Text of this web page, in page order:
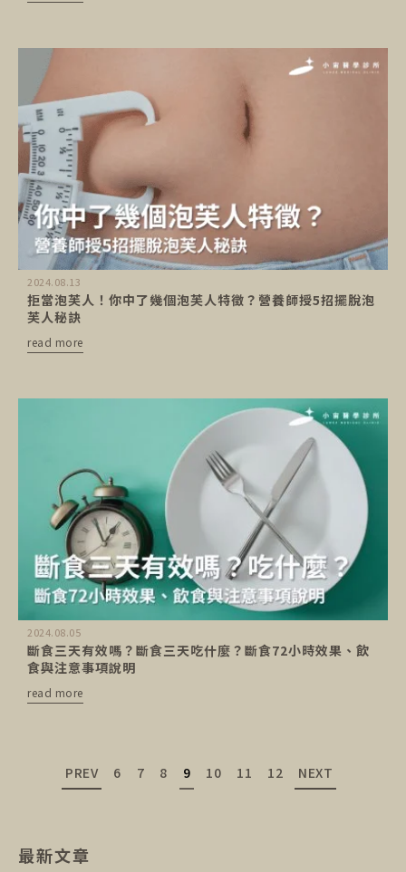
2024.08.13
拒當泡芙人！你中了幾個泡芙人特徵？營養師授5招擺脫泡
芙人秘訣
read more
2024.08.05
斷食三天有效嗎？斷食三天吃什麼？斷食72小時效果、飲
食與注意事項說明
read more
PREV 6 7 8 9 10 11 12 NEXT
最新文章